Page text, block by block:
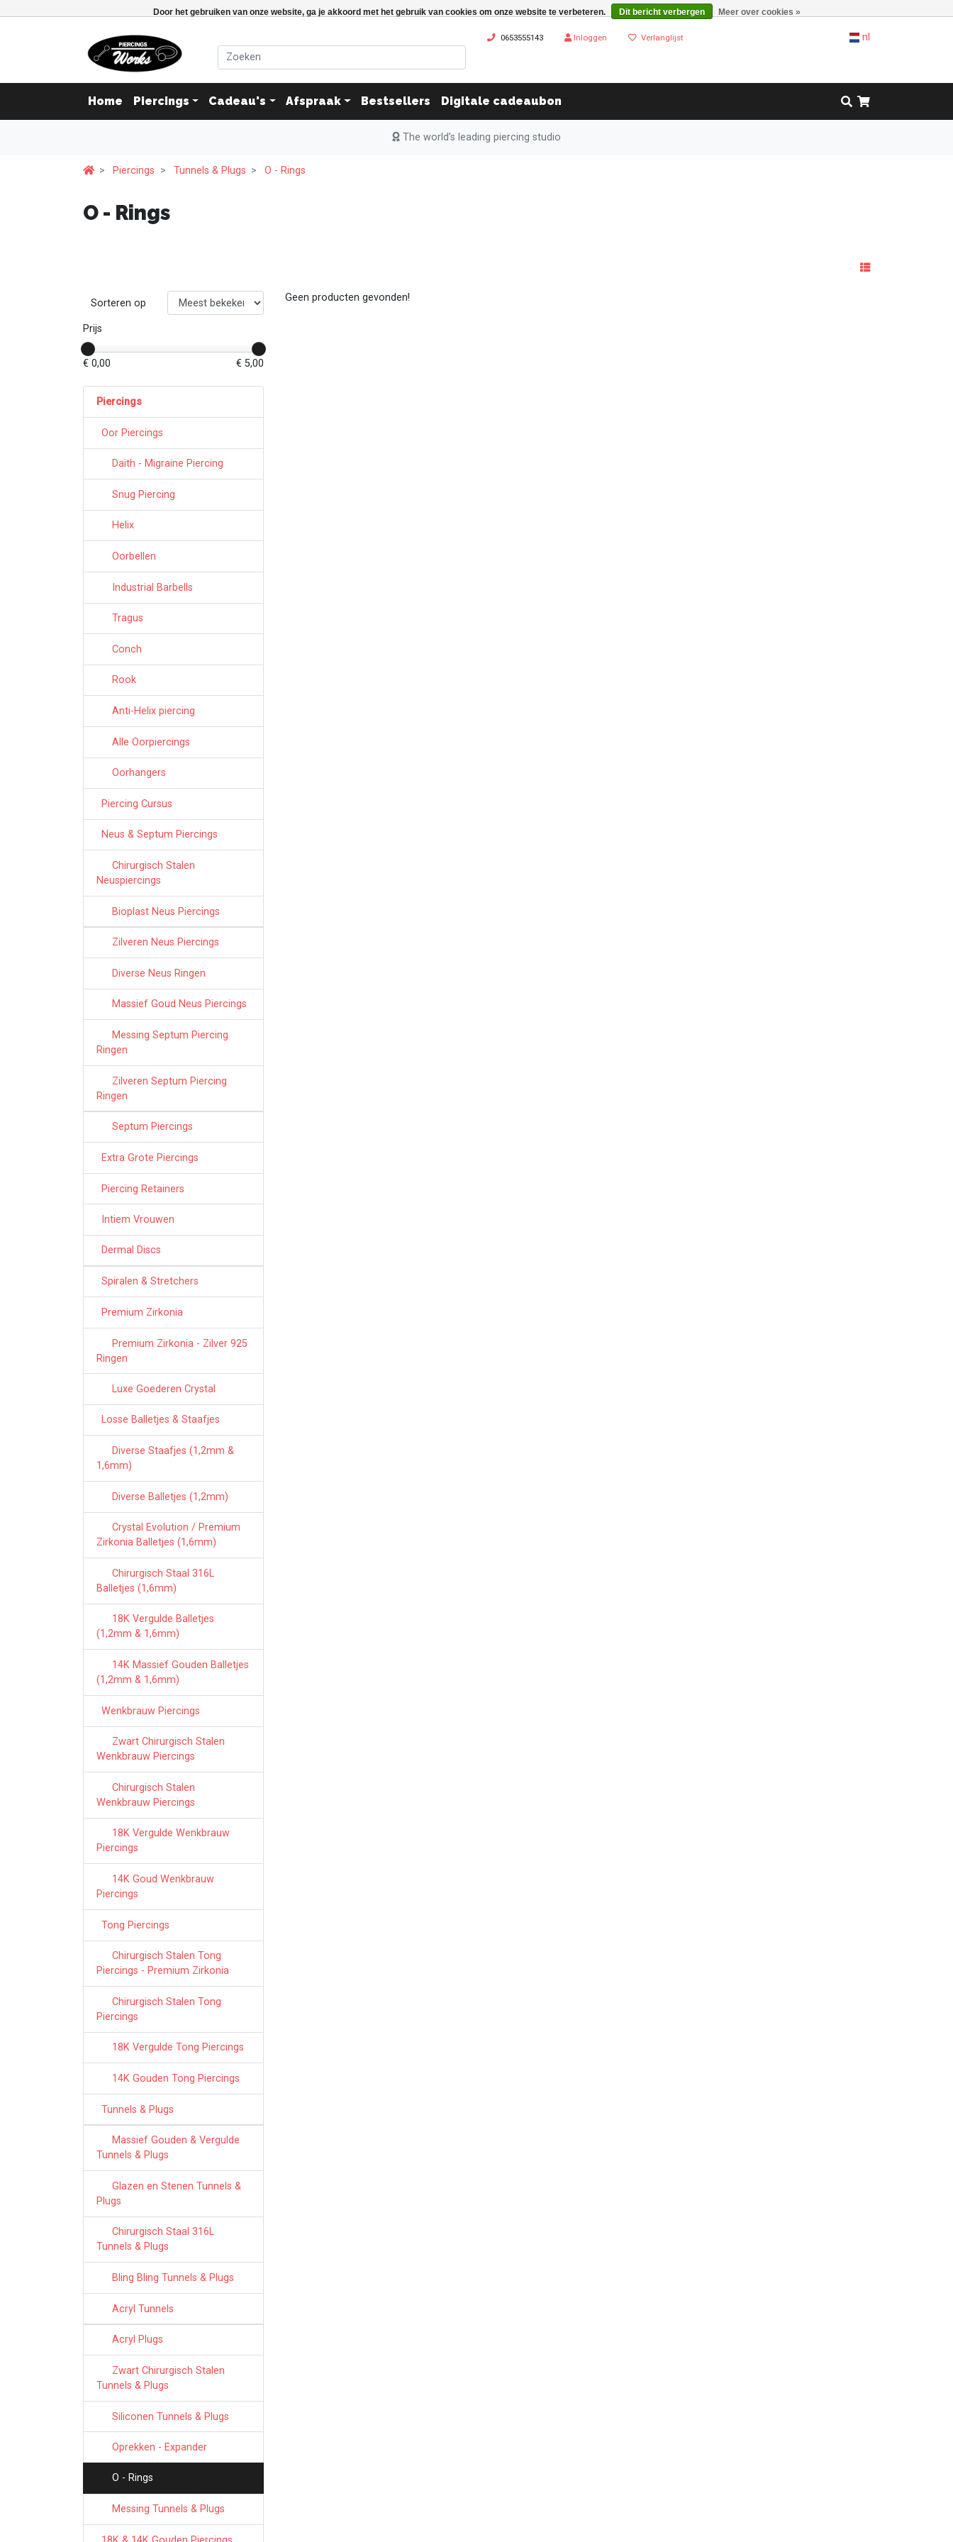
Door het gebruiken van onze website, ga je akkoord met het gebruik van cookies om onze website te verbeteren. Dit bericht verbergen Meer over cookies »
0653555143 Inloggen Verlanglijst nl
Home Piercings Cadeau's Afspraak Bestsellers Digitale cadeaubon
The world’s leading piercing studio
Piercings Tunnels & Plugs O - Rings
O - Rings
Sorteren op
Prijs
€ 0,00 € 5,00
Piercings
Oor Piercings
Daith - Migraine Piercing
Snug Piercing
Helix
Oorbellen
Industrial Barbells
Tragus
Conch
Rook
Anti-Helix piercing
Alle Oorpiercings
Oorhangers
Piercing Cursus
Neus & Septum Piercings
Chirurgisch Stalen
Neuspiercings
Bioplast Neus Piercings
Zilveren Neus Piercings
Diverse Neus Ringen
Massief Goud Neus Piercings
Messing Septum Piercing
Ringen
Zilveren Septum Piercing
Ringen
Septum Piercings
Extra Grote Piercings
Piercing Retainers
Intiem Vrouwen
Dermal Discs
Spiralen & Stretchers
Premium Zirkonia
Premium Zirkonia - Zilver 925
Ringen
Luxe Goederen Crystal
Losse Balletjes & Staafjes
Diverse Staafjes (1,2mm &
1,6mm)
Diverse Balletjes (1,2mm)
Crystal Evolution / Premium
Zirkonia Balletjes (1,6mm)
Chirurgisch Staal 316L
Balletjes (1,6mm)
18K Vergulde Balletjes
(1,2mm & 1,6mm)
14K Massief Gouden Balletjes
(1,2mm & 1,6mm)
Wenkbrauw Piercings
Zwart Chirurgisch Stalen
Wenkbrauw Piercings
Chirurgisch Stalen
Wenkbrauw Piercings
18K Vergulde Wenkbrauw
Piercings
14K Goud Wenkbrauw
Piercings
Tong Piercings
Chirurgisch Stalen Tong
Piercings - Premium Zirkonia
Chirurgisch Stalen Tong
Piercings
18K Vergulde Tong Piercings
14K Gouden Tong Piercings
Tunnels & Plugs
Massief Gouden & Vergulde
Tunnels & Plugs
Glazen en Stenen Tunnels &
Plugs
Chirurgisch Staal 316L
Tunnels & Plugs
Bling Bling Tunnels & Plugs
Acryl Tunnels
Acryl Plugs
Zwart Chirurgisch Stalen
Tunnels & Plugs
Siliconen Tunnels & Plugs
Oprekken - Expander
O - Rings
Messing Tunnels & Plugs
Geen producten gevonden!